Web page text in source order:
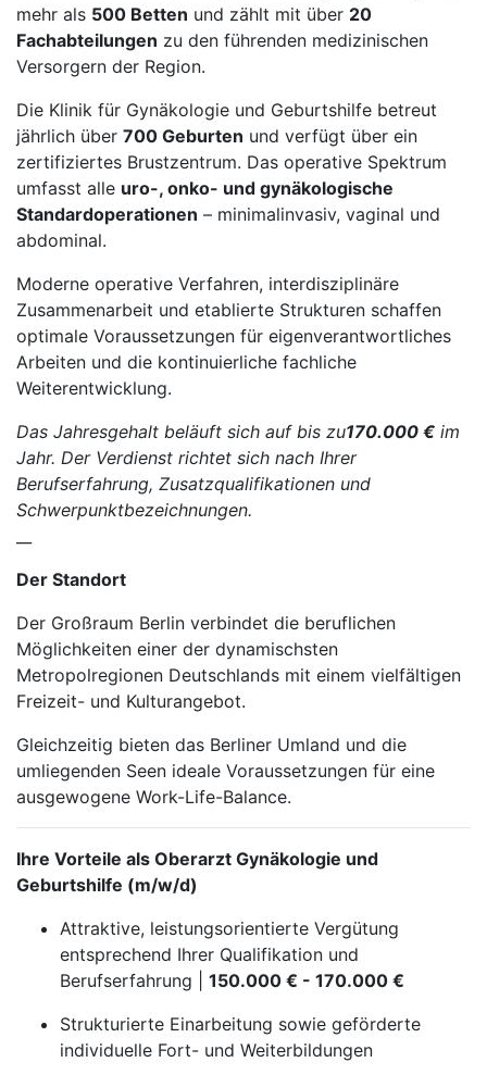
mehr als 500 Betten und zählt mit über 20
Fachabteilungen zu den führenden medizinischen
Versorgern der Region.
Die Klinik für Gynäkologie und Geburtshilfe betreut
jährlich über 700 Geburten und verfügt über ein
zertifiziertes Brustzentrum. Das operative Spektrum
umfasst alle uro-, onko- und gynäkologische
Standardoperationen – minimalinvasiv, vaginal und
abdominal.
Moderne operative Verfahren, interdisziplinäre
Zusammenarbeit und etablierte Strukturen schaffen
optimale Voraussetzungen für eigenverantwortliches
Arbeiten und die kontinuierliche fachliche
Weiterentwicklung.
Das Jahresgehalt beläuft sich auf bis zu170.000 € im
Jahr. Der Verdienst richtet sich nach Ihrer
Berufserfahrung, Zusatzqualifikationen und
Schwerpunktbezeichnungen.
Der Standort
Der Großraum Berlin verbindet die beruflichen
Möglichkeiten einer der dynamischsten
Metropolregionen Deutschlands mit einem vielfältigen
Freizeit- und Kulturangebot.
Gleichzeitig bieten das Berliner Umland und die
umliegenden Seen ideale Voraussetzungen für eine
ausgewogene Work-Life-Balance.
Ihre Vorteile als Oberarzt Gynäkologie und
Geburtshilfe (m/w/d)
Attraktive, leistungsorientierte Vergütung
entsprechend Ihrer Qualifikation und
Berufserfahrung | 150.000 € - 170.000 €
Strukturierte Einarbeitung sowie geförderte
individuelle Fort- und Weiterbildungen